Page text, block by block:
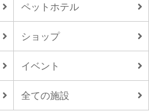
ペットホテル
ショップ
イベント
全ての施設